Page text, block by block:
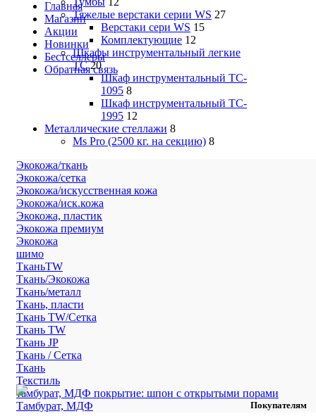
Главная
Магазин
Акции
Новинки
Бестселлеры
Обратная связь
Тяжелые верстаки серии WS 27
Верстаки сери WS 15
Комплектующие 12
Шкафы инструментальный легкие
ТС 20
Шкаф инструментальный TC-
1095 8
Шкаф инструментальный TC-
1995 12
Металлические стеллажи 8
Ms Pro (2500 кг. на секцию) 8
Экокожа/ткань
Экокожа/сетка
Экокожа/искусственная кожа
Экокожа/иск.кожа
Экокожа, пластик
Экокожа премиум
Экокожа
шимо
ТканьTW
Ткань/Экокожа
Ткань/металл
Ткань, пласти
Ткань TW/Сетка
Ткань TW
Ткань JP
Ткань / Сетка
Ткань
Текстиль
тамбурат, МДФ покрытие: шпон с открытыми порами
Тамбурат, МДФ
Покупателям